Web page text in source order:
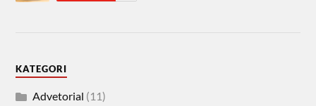
KATEGORI
Advetorial (11)